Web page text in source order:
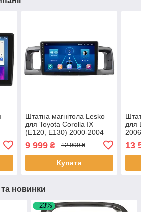
Штатна магнітола Lesko
для Toyota Corolla IX
(E120, E130) 2000-2004
екран 9" 4/32Gb 4G Wi-Fi
GPS Top 2 шт.
9 999₴ 12 999 ₴
Купити
для
13
та новинки
–23%